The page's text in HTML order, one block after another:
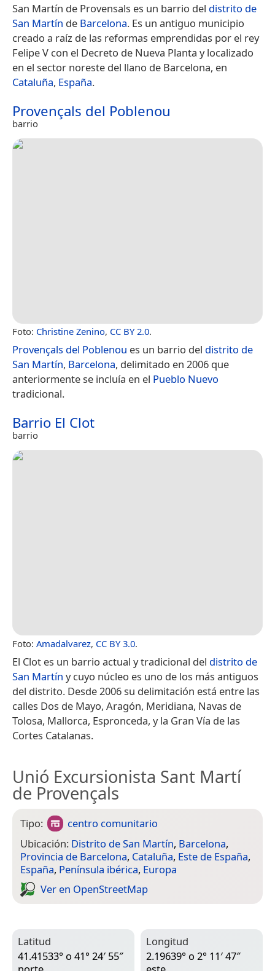
San Martín de Provensals​​ es un barrio del distrito de
San Martín de Barcelona. Es un antiguo municipio
creado a raíz de las reformas emprendidas por el rey
Felipe V con el Decreto de Nueva Planta y localizado
en el sector noreste del llano de Barcelona, en
Cataluña, España.
Provençals del Poblenou
barrio
Foto: Christine Zenino, CC BY 2.0.
Provençals del Poblenou es un barrio del distrito de
San Martín, Barcelona, delimitado en 2006 que
anteriormente se incluía en el Pueblo Nuevo
tradicional.
Barrio El Clot
barrio
Foto: Amadalvarez, CC BY 3.0.
El Clot es un barrio actual y tradicional del distrito de
San Martín y cuyo núcleo es uno de los más antiguos
del distrito. Desde 2006 su delimitación está entre las
calles Dos de Mayo, Aragón, Meridiana, Navas de
Tolosa, Mallorca, Espronceda, y la Gran Vía de las
Cortes Catalanas.
Unió Excursionista Sant Martí
de Provençals
Tipo:
centro comunitario
Ubicación: Distrito de San Martín, Barcelona,
Provincia de Barcelona, Cataluña, Este de España,
España, Península ibérica, Europa
Ver en Open­Street­Map
Latitud
41.41533° o 41° 24′ 55″
Longitud
2.19639° o 2° 11′ 47″